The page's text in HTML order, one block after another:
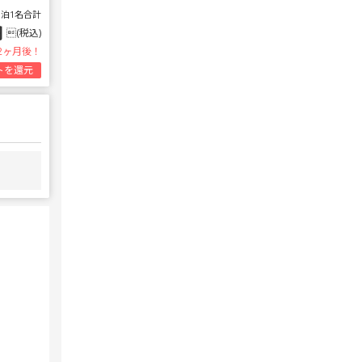
1名合計
(税込)
月後！
を還元